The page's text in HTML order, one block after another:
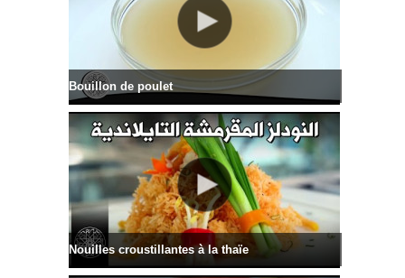
Bouillon de poulet
Nouilles croustillantes à la thaïe